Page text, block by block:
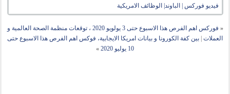
فيديو فوركس | الباوند| الوظائف الامريكية
«
فوركس اهم الفرص هذا الاسبوع حتى 3 يولويو 2020 ، توقعات منظمة الصحة العالمية و
العملات بين كفة الكورونا و بيانات امريكا الايجابية، فوكس اهم الفرص هذا الاسبوع حتى
10 يوليو 2020
»